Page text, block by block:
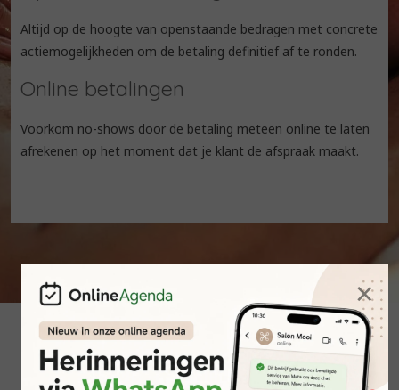
Altijd op de hoogte van openstaande bedragen met concrete
actiemogelijkheden om de betaling definitief af te ronden.
Online betalingen
Voorkom no-shows door de betaling meteen online te laten
afrekenen op het moment dat je klant de afspraak maakt.
×